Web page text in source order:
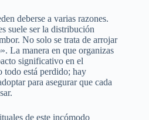
deberse a varias razones.
suele ser la distribución
No solo se trata de arrojar
La manera en que organizas
significativo en el
todo está perdido; hay
para asegurar que cada
de este incómodo